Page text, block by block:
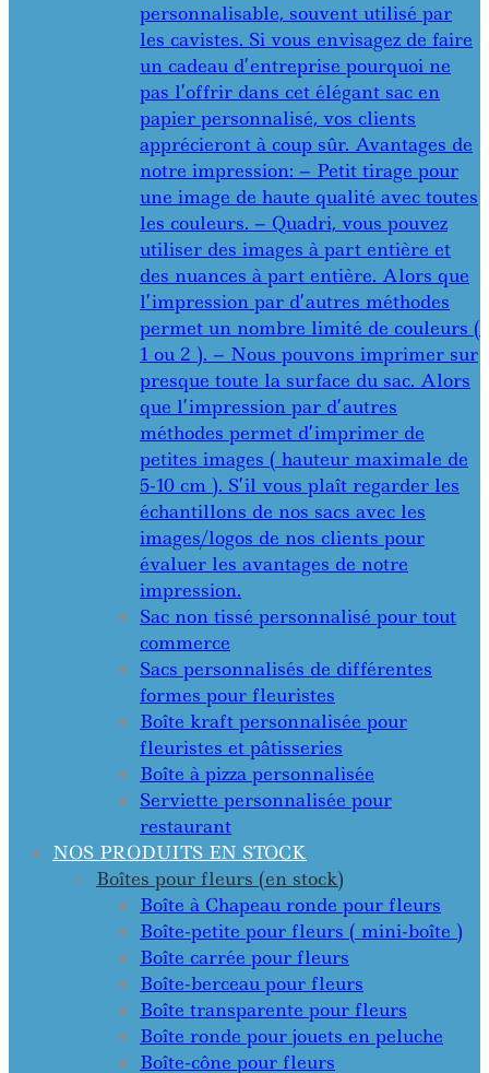
personnalisable, souvent utilisé par
les cavistes. Si vous envisagez de faire
un cadeau d’entreprise pourquoi ne
pas l’offrir dans cet élégant sac en
papier personnalisé, vos clients
apprécieront à coup sûr. Avantages de
notre impression: – Petit tirage pour
une image de haute qualité avec toutes
les couleurs. – Quadri, vous pouvez
utiliser des images à part entière et
des nuances à part entière. Alors que
l’impression par d’autres méthodes
permet un nombre limité de couleurs (
1 ou 2 ). – Nous pouvons imprimer sur
presque toute la surface du sac. Alors
que l’impression par d’autres
méthodes permet d’imprimer de
petites images ( hauteur maximale de
5-10 cm ). S’il vous plaît regarder les
échantillons de nos sacs avec les
images/logos de nos clients pour
évaluer les avantages de notre
impression.
Sac non tissé personnalisé pour tout
commerce
Sacs personnalisés de différentes
formes pour fleuristes
Boîte kraft personnalisée pour
fleuristes et pâtisseries
Boîte à pizza personnalisée
Serviette personnalisée pour
restaurant
NOS PRODUITS EN STOCK
Boîtes pour fleurs (en stock)
Boîte à Chapeau ronde pour fleurs
Boîte-petite pour fleurs ( mini-boîte )
Boîte carrée pour fleurs
Boîte-berceau pour fleurs
Boîte transparente pour fleurs
Boîte ronde pour jouets en peluche
Boîte-cône pour fleurs